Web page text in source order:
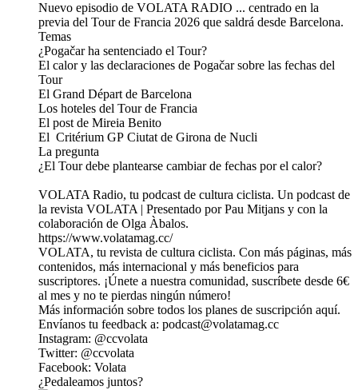
Nuevo episodio de VOLATA RADIO ... centrado en la
previa del Tour de Francia 2026 que saldrá desde Barcelona.
Temas
¿Pogačar ha sentenciado el Tour?
El calor y las declaraciones de Pogačar sobre las fechas del
Tour
El Grand Départ de Barcelona
Los hoteles del Tour de Francia
El post de Mireia Benito
El Critérium GP Ciutat de Girona de Nucli
La pregunta
¿El Tour debe plantearse cambiar de fechas por el calor?
VOLATA Radio, tu podcast de cultura ciclista. Un podcast de
la⁠ ⁠⁠⁠⁠⁠⁠⁠⁠⁠⁠⁠⁠⁠⁠⁠⁠⁠⁠⁠⁠⁠⁠⁠⁠⁠⁠⁠⁠⁠⁠⁠⁠⁠⁠⁠⁠⁠⁠⁠⁠⁠⁠⁠⁠⁠⁠⁠⁠⁠⁠⁠⁠⁠⁠⁠⁠⁠⁠r⁠⁠⁠⁠ev⁠ista VOLATA⁠⁠⁠⁠⁠⁠⁠⁠⁠⁠⁠⁠⁠⁠⁠⁠⁠⁠⁠⁠⁠⁠⁠⁠⁠⁠⁠⁠⁠⁠⁠⁠⁠⁠⁠⁠⁠⁠⁠⁠⁠⁠⁠⁠⁠⁠⁠⁠⁠⁠⁠⁠⁠⁠⁠⁠⁠⁠⁠⁠⁠⁠⁠⁠⁠⁠⁠⁠⁠⁠⁠⁠⁠⁠⁠⁠⁠⁠⁠⁠ ⁠⁠⁠⁠⁠⁠| Presentado por Pau Mitjans y con la
colaboración de Olga Àbalos.
https://www.volatamag.cc/
VOLATA, tu revista de cultura ciclista. Con más páginas, más
contenidos, más internacional y más beneficios para
suscriptores. ¡Únete a nuestra comunidad, suscríbete desde 6€
al mes y no te pierdas ningún número!
Más información sobre todos los planes de suscripción⁠⁠ ⁠⁠⁠⁠⁠⁠⁠⁠⁠⁠⁠⁠⁠⁠⁠⁠⁠⁠⁠⁠⁠⁠⁠⁠⁠⁠⁠⁠⁠⁠⁠⁠⁠⁠⁠⁠⁠⁠⁠⁠⁠⁠⁠⁠⁠⁠⁠⁠⁠⁠⁠⁠⁠⁠⁠⁠⁠⁠⁠⁠⁠⁠aquí⁠⁠⁠⁠⁠⁠⁠⁠⁠⁠⁠⁠⁠⁠⁠⁠⁠⁠⁠⁠⁠⁠⁠⁠⁠⁠⁠⁠⁠⁠⁠⁠⁠⁠⁠⁠⁠⁠⁠⁠⁠⁠⁠⁠⁠⁠⁠⁠⁠⁠.⁠⁠⁠⁠⁠⁠⁠⁠⁠⁠⁠⁠⁠⁠
Envíanos tu feedback a: ⁠⁠⁠⁠⁠⁠⁠⁠⁠⁠⁠⁠⁠⁠⁠⁠⁠⁠⁠⁠⁠⁠podcast@volatamag.cc⁠⁠⁠⁠⁠⁠⁠⁠⁠⁠⁠⁠⁠⁠⁠⁠⁠⁠⁠⁠⁠⁠
Instagram: ⁠⁠⁠⁠⁠⁠⁠⁠⁠⁠⁠⁠⁠⁠⁠⁠⁠⁠⁠⁠⁠⁠⁠⁠⁠⁠⁠⁠⁠⁠⁠⁠⁠⁠⁠⁠⁠⁠⁠⁠⁠⁠⁠⁠⁠⁠⁠⁠⁠⁠⁠⁠⁠⁠⁠⁠⁠⁠⁠⁠⁠⁠⁠⁠@⁠ccvolata⁠⁠⁠⁠⁠⁠⁠⁠⁠⁠⁠⁠⁠⁠⁠⁠⁠⁠⁠⁠⁠⁠⁠⁠⁠⁠⁠⁠⁠⁠⁠⁠⁠⁠⁠⁠⁠⁠⁠⁠⁠⁠⁠⁠⁠⁠⁠⁠⁠⁠⁠⁠⁠⁠⁠⁠⁠⁠⁠⁠⁠⁠⁠⁠⁠
Twitter:⁠ ⁠⁠⁠⁠⁠⁠⁠⁠⁠⁠⁠⁠⁠⁠⁠⁠⁠⁠⁠⁠⁠⁠⁠⁠⁠⁠⁠⁠⁠⁠⁠⁠⁠⁠⁠⁠⁠⁠⁠⁠⁠⁠⁠⁠⁠⁠⁠⁠⁠⁠⁠⁠⁠⁠⁠⁠⁠⁠⁠⁠⁠⁠⁠@ccvolata⁠⁠⁠⁠⁠⁠⁠⁠⁠⁠⁠⁠⁠⁠⁠⁠⁠⁠⁠⁠⁠⁠⁠⁠⁠⁠⁠⁠⁠⁠⁠⁠⁠⁠⁠⁠⁠⁠⁠⁠⁠⁠⁠⁠⁠⁠⁠⁠⁠⁠⁠⁠⁠⁠⁠⁠⁠⁠⁠⁠⁠⁠⁠⁠
Facebook:⁠ ⁠⁠⁠⁠⁠⁠⁠⁠⁠⁠⁠⁠⁠⁠⁠⁠⁠⁠⁠⁠⁠⁠⁠⁠⁠⁠⁠⁠⁠⁠⁠⁠⁠⁠⁠⁠⁠⁠⁠⁠⁠⁠⁠⁠⁠⁠⁠⁠⁠⁠⁠⁠⁠⁠⁠⁠⁠⁠⁠⁠⁠⁠⁠Volata⁠⁠⁠⁠⁠⁠⁠⁠⁠⁠⁠⁠⁠⁠⁠⁠⁠⁠⁠⁠⁠⁠⁠⁠⁠⁠⁠⁠⁠⁠⁠⁠⁠⁠⁠⁠⁠⁠⁠⁠⁠⁠⁠⁠⁠⁠⁠⁠⁠⁠⁠⁠⁠⁠⁠⁠⁠⁠⁠⁠⁠⁠⁠⁠
¿Pedaleamos juntos?